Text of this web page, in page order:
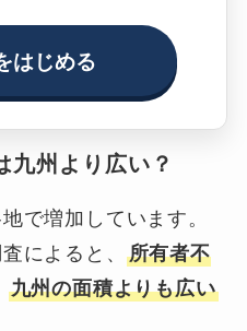
はじめる
九州より広い？
で増加しています。
によると、 所有者不
九州の面積よりも広い